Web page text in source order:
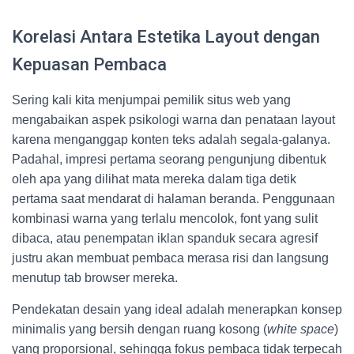
Korelasi Antara Estetika Layout dengan
Kepuasan Pembaca
Sering kali kita menjumpai pemilik situs web yang
mengabaikan aspek psikologi warna dan penataan layout
karena menganggap konten teks adalah segala-galanya.
Padahal, impresi pertama seorang pengunjung dibentuk
oleh apa yang dilihat mata mereka dalam tiga detik
pertama saat mendarat di halaman beranda. Penggunaan
kombinasi warna yang terlalu mencolok, font yang sulit
dibaca, atau penempatan iklan spanduk secara agresif
justru akan membuat pembaca merasa risi dan langsung
menutup tab browser mereka.
Pendekatan desain yang ideal adalah menerapkan konsep
minimalis yang bersih dengan ruang kosong (white space)
yang proporsional, sehingga fokus pembaca tidak terpecah